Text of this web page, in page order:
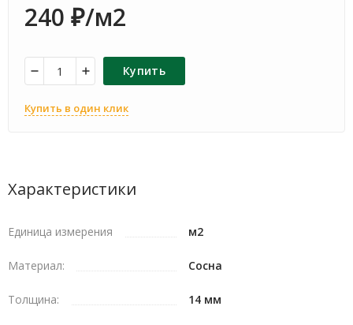
240 ₽/м2
Купить
Купить в один клик
Характеристики
Единица измерения м2
Материал: Сосна
Толщина: 14 мм